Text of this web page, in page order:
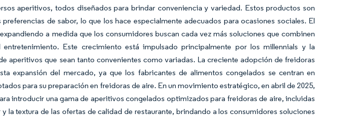
aperitivos, todos diseñados para brindar conveniencia y variedad. Estos productos son
de sabor, lo que los hace especialmente adecuados para ocasiones sociales. El
a medida que los consumidores buscan cada vez más soluciones que combinen
Este crecimiento está impulsado principalmente por los millennials y la
aperitivos que sean tanto convenientes como variadas. La creciente adopción de freidoras
expansión del mercado, ya que los fabricantes de alimentos congelados se centran en
para su preparación en freidoras de aire. En un movimiento estratégico, en abril de 2025,
introducir una gama de aperitivos congelados optimizados para freidoras de aire, incluidas
la textura de las ofertas de calidad de restaurante, brindando a los consumidores soluciones